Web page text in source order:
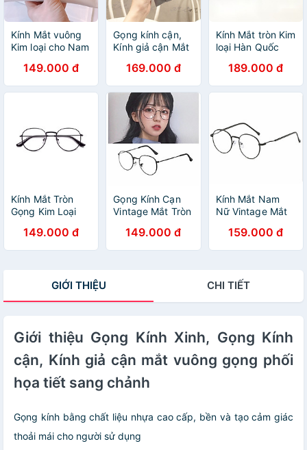
Kính Mắt vuông
Kim loại cho Nam
149.000 đ
Gọng kính cận,
Kính giả cận Mắt
Nam và Nữ
169.000 đ
Kính Mắt tròn Kim
loại Hàn Quốc
189.000 đ
Kính Mắt Tròn
Gọng Kim Loại
Cao Cấp
149.000 đ
Gọng Kính Cạn
Vintage Mắt Tròn
loại Nhẹ (Đen)
149.000 đ
Kính Mắt Nam
Nữ Vintage Mắt
Ulzzang (Đen)
159.000 đ
GIỚI THIỆU CHI TIẾT
Giới thiệu Gọng Kính Xinh, Gọng Kính
cận, Kính giả cận mắt vuông gọng phối
họa tiết sang chảnh
Gọng kính bằng chất liệu nhựa cao cấp, bền và tạo cảm giác
thoải mái cho người sử dụng